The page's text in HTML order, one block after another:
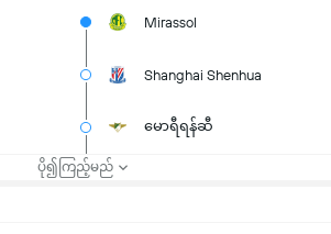
Mirassol
Shanghai Shenhua
မောရီရန်ဆီ
ပို၍ကြည့်မည်